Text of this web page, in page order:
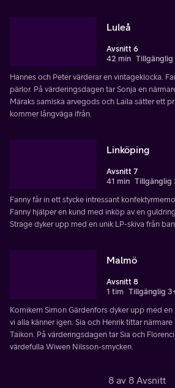
Luleå
Avsnitt 6
42 min Tillgänglig
Hannes och Peter värderar en vintageklocka.
pärlor. På värderingsdagen tar Sonja en
Märaks samiska arvegods och Laila sätter ett
kommer långväga ifrån.
Linköping
Avsnitt 7
41 min Tillgänglig
Fanny får in ett stycke intressant
Fanny hjälper en kund med inköp av en
Strage dyker upp med en unik LP-skiva från
Malmö
Avsnitt 8
1 tim Tillgänglig
Komikern Simon Gärdenfors dyker upp med
vi alla känner igen. Sia och Henrik tittar
Taikon. På värderingsdagen tar Sia och
värdefulla Wiwen Nilsson-smycken.
8 av 8 Avsnitt